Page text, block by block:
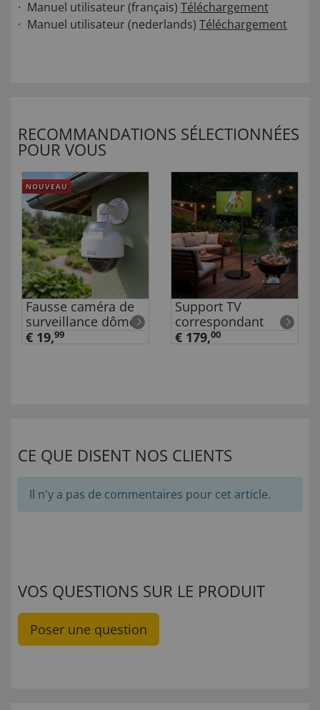
Manuel utilisateur (français) Téléchargement
Manuel utilisateur (nederlands) Téléchargement
RECOMMANDATIONS SÉLECTIONNÉES
POUR VOUS
NOUVEAU
Fausse caméra de
surveillance dôme
€ 19,99
Support TV
correspondant
€ 179,00
CE QUE DISENT NOS CLIENTS
Il n'y a pas de commentaires pour cet article.
VOS QUESTIONS SUR LE PRODUIT
Poser une question